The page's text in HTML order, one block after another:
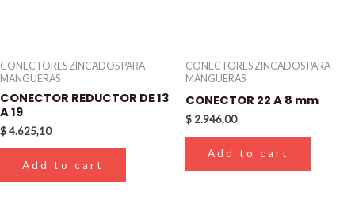
CONECTORES ZINCADOS PARA
MANGUERAS
CONECTOR REDUCTOR DE 13
A 19
$4.625,10
Add to cart
CONECTORES ZINCADOS PARA
MANGUERAS
CONECTOR 22 A 8 mm
$ 2.946,00
Add to cart